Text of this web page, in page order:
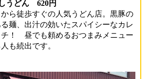
うどん 620円
ら徒歩すぐの人気うどん店。黒豚の
麺、出汁の効いたスパイシーなカレ
チ！ 昼でも頼めるおつまみメニュー
も続出です。